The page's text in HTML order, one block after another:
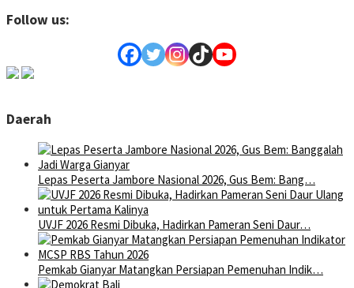
Follow us:
Daerah
Lepas Peserta Jambore Nasional 2026, Gus Bem: Bang…
UVJF 2026 Resmi Dibuka, Hadirkan Pameran Seni Daur…
Pemkab Gianyar Matangkan Persiapan Pemenuhan Indik…